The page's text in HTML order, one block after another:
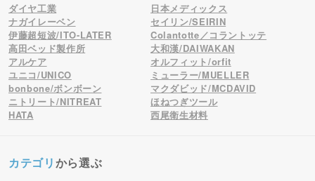
ダイヤ工業
日本メディックス
ナガイレーベン
セイリン/SEIRIN
伊藤超短波/ITO-LATER
Colantotte／コラントッテ
高田ベッド製作所
大和漢/DAIWAKAN
アルケア
オルフィット/orfit
ユニコ/UNICO
ミューラー/MUELLER
bonbone/ボンボーン
マクダビッド/MCDAVID
ニトリート/NITREAT
ほねつぎツール
HATA
西尾衛生材料
カテゴリから選ぶ